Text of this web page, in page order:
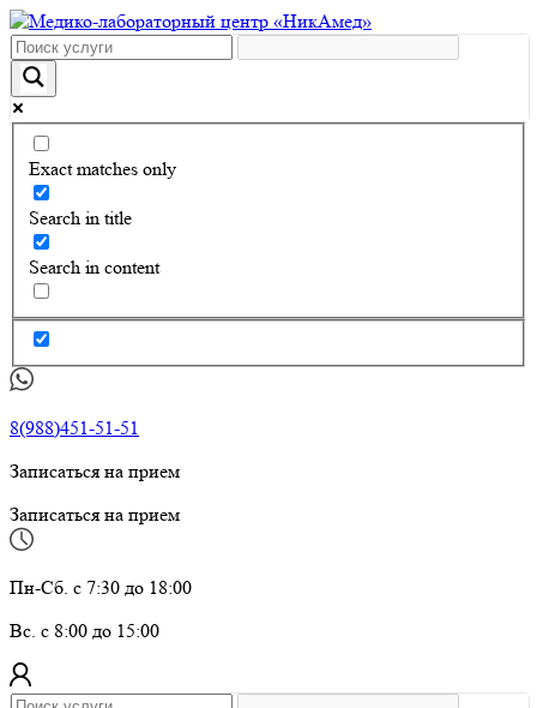
Exact matches only
Search in title
Search in content
8(988)451-51-51
Записаться на прием
Записаться на прием
Пн-Сб. с 7:30 до 18:00
Вс. с 8:00 до 15:00